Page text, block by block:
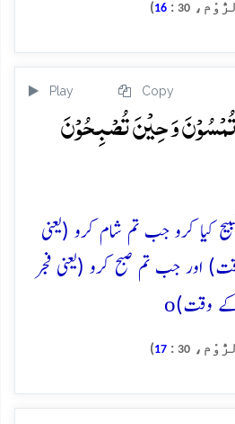
30
:
16
)
Play Copy
وَ حِیۡنَ تُصۡبِحُوۡنَ
کیا کرو جب تم شام کرو (یعنی
اور جب تم صبح کرو (یعنی فجر
وقت)o
30
:
17
)